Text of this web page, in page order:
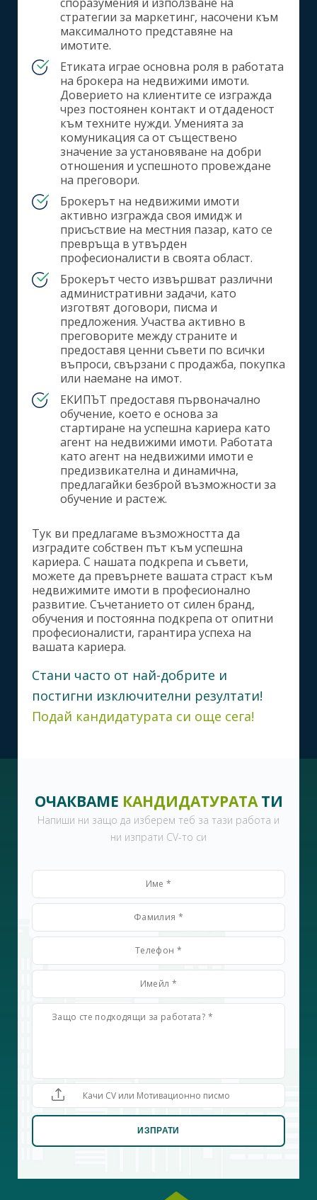
стратегии за маркетинг, насочени към
максималното представяне на
имотите.
Етиката играе основна роля в работата
на брокера на недвижими имоти.
Доверието на клиентите се изгражда
чрез постоянен контакт и отдаденост
към техните нужди. Уменията за
комуникация са от съществено
значение за установяване на добри
отношения и успешното провеждане
на преговори.
Брокерът на недвижими имоти
активно изгражда своя имидж и
присъствие на местния пазар, като се
превръща в утвърден
професионалисти в своята област.
Брокерът често извършват различни
административни задачи, като
изготвят договори, писма и
предложения. Участва активно в
преговорите между страните и
предоставя ценни съвети по всички
въпроси, свързани с продажба, покупка
или наемане на имот.
ЕКИПЪТ предоставя първоначално
обучение, което е основа за
стартиране на успешна кариера като
агент на недвижими имоти. Работата
като агент на недвижими имоти е
предизвикателна и динамична,
предлагайки безброй възможности за
обучение и растеж.
Тук ви предлагаме възможността да
изградите собствен път към успешна
кариера. С нашата подкрепа и съвети,
можете да превърнете вашата страст към
недвижимите имоти в професионално
развитие. Съчетанието от силен бранд,
обучения и постоянна подкрепа от опитни
професионалисти, гарантира успеха на
вашата кариера.
Стани часто от най-добрите и
постигни изключителни резултати!
Подай кандидатурата си още сега!
ОЧАКВАМЕ КАНДИДАТУРАТАТИ
Напиши ни защо да изберем теб за тази работа и
ни изпрати CV-то си
Качи CV или Мотивационно писмо